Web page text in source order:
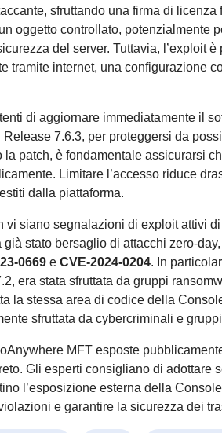
sfruttando una firma di licenza
oggetto controllato, potenzialmente
del server. Tuttavia, l’exploit
tramite internet, una configurazione
di aggiornare immediatamente il
7.6.3, per proteggersi da
patch, è fondamentale assicurarsi
Limitare l’accesso riduce
dalla piattaforma.
vi siano segnalazioni di exploit attivi
stato bersaglio di attacchi zero-
0669 e CVE-2024-0204. In
era stata sfruttata da gruppi
la stessa area di codice della
sfruttata da cybercriminali e
MFT esposte
Gli esperti consigliano di adottare
l’esposizione esterna della
e garantire la sicurezza dei